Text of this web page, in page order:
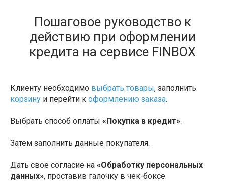
Пошаговое руководство к
действию при оформлении
кредита на сервисе FINBOX
Клиенту необходимо выбрать товары, заполнить
корзину и перейти к оформлению заказа.
Выбрать способ оплаты «Покупка в кредит».
Затем заполнить данные покупателя.
Дать свое согласие на «Обработку персональных
данных», проставив галочку в чек-боксе.